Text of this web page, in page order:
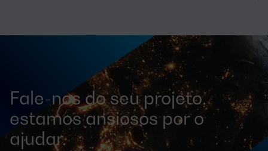
Fale-nos do seu projeto,
estamos ansiosos por o
ajudar.